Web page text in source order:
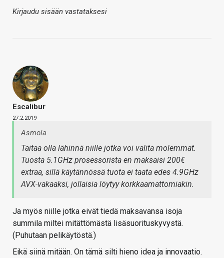
Kirjaudu sisään vastataksesi
Escalibur
27.2.2019
Asmola
Taitaa olla lähinnä niille jotka voi valita molemmat.
Tuosta 5.1GHz prosessorista en maksaisi 200€
extraa, sillä käytännössä tuota ei taata edes 4.9GHz
AVX-vakaaksi, jollaisia löytyy korkkaamattomiakin.
Ja myös niille jotka eivät tiedä maksavansa isoja
summila miltei mitättömästä lisäsuorituskyvystä.
(Puhutaan pelikäytöstä.)
Eikä siinä mitään. On tämä silti hieno idea ja innovaatio.